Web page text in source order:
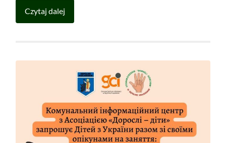
Czytaj dalej